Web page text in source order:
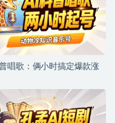
唱歌：俩小时搞定爆款涨